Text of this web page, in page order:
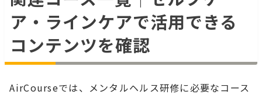
ア・ラインケアで活用できる
コンテンツを確認
AirCourseでは、メンタルヘルス研修に必要なコース